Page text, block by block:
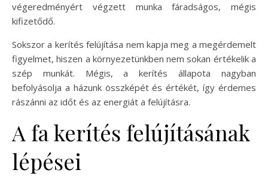
végeredményért végzett munka fáradságos, mégis
kifizetődő.
Sokszor a kerítés felújítása nem kapja meg a megérdemelt
figyelmet, hiszen a környezetünkben nem sokan értékelik a
szép munkát. Mégis, a kerítés állapota nagyban
befolyásolja a házunk összképét és értékét, így érdemes
rászánni az időt és az energiát a felújításra.
A fa kerítés felújításának
lépései